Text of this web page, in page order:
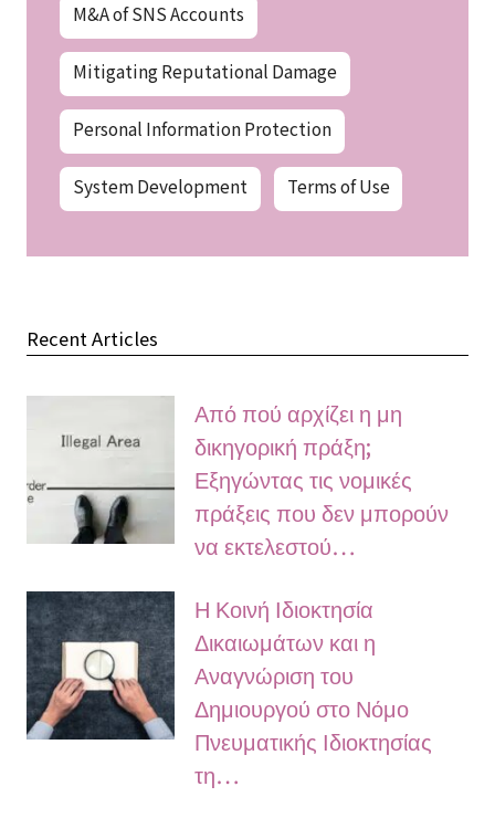
M&A of SNS Accounts
Mitigating Reputational Damage
Personal Information Protection
System Development Terms of Use
Recent Articles
Από πού αρχίζει η μη
δικηγορική πράξη;
Εξηγώντας τις νομικές
πράξεις που δεν μπορούν
να εκτελεστού…
Η Κοινή Ιδιοκτησία
Δικαιωμάτων και η
Αναγνώριση του
Δημιουργού στο Νόμο
Πνευματικής Ιδιοκτησίας
τη…